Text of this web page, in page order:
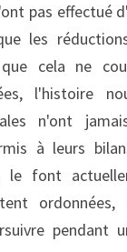
pas effectué
les
que cela ne
l'histoire
n'ont
à leurs
le font
pendant